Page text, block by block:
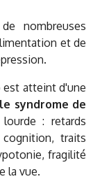
nombreuses
et de
est atteint d'une
syndrome de
: retards
traits
fragilité
la vue.